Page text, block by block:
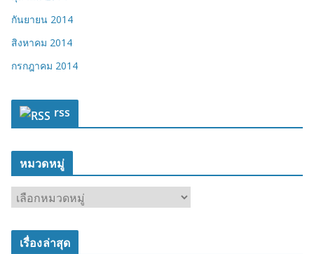
กันยายน 2014
สิงหาคม 2014
กรกฎาคม 2014
rss
หมวดหมู่
ม
ว
เรื่องล่าสุด